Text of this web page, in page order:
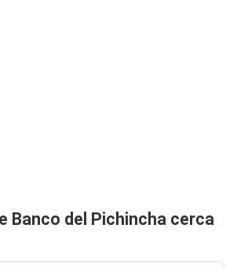
Banco del Pichincha cerca